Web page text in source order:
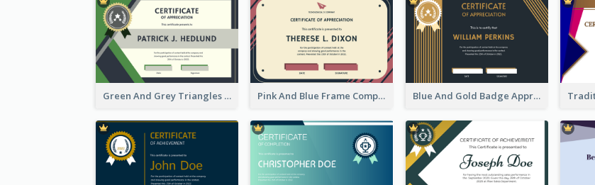
Green And Grey Triangles With Badge Certificate Pink And Blue Frame Company Certificate Blue And Gold Badge Appreciation Certificate